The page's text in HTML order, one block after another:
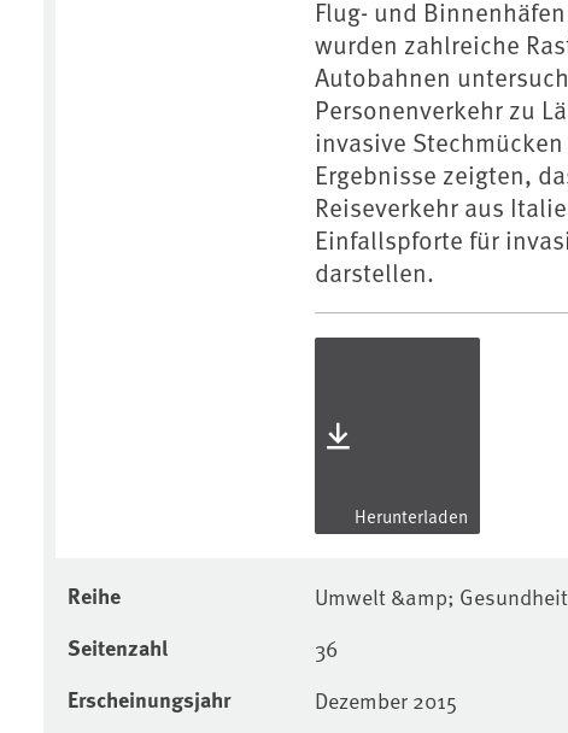
Flug- und
wurden zahlreiche
Autobahnen
Personenverkehr zu
invasive
Ergebnisse zeigten,
Reiseverkehr aus
Einfallspforte für
darstellen.
Herunterladen
Reihe Umwelt &amp;
Seitenzahl 36
Erscheinungsjahr Dezember 2015